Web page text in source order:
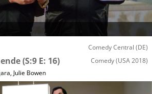
Comedy Central (DE)
(S:9 E: 16) Comedy(USA 2018)
, Julie Bowen